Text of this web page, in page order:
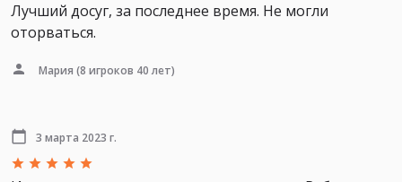
Лучший досуг, за последнее время. Не могли
оторваться.
Мария (8 игроков 40 лет)
3 марта 2023 г.